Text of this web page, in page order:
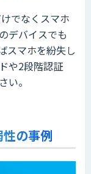
でなくスマホ
デバイスでも
スマホを紛失し
や2段階認証
い。
の事例